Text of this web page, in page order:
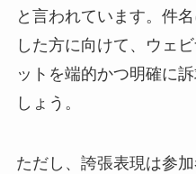
と言われています。件
した方に向けて、ウェ
ットを端的かつ明確に
しょう。
ただし、誇張表現は参